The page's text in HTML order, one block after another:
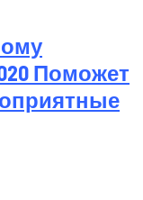
Поможет